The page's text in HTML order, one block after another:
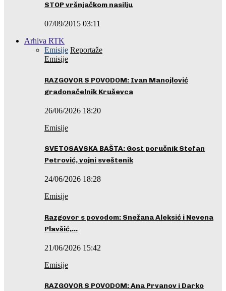
STOP vršnjačkom nasilju
07/09/2015 03:11
Arhiva RTK
Emisije Reportaže
Emisije
RAZGOVOR S POVODOM: Ivan Manojlović
gradonačelnik Kruševca
26/06/2026 18:20
Emisije
SVETOSAVSKA BAŠTA: Gost poručnik Stefan
Petrović, vojni sveštenik
24/06/2026 18:28
Emisije
Razgovor s povodom: Snežana Aleksić i Nevena
Plavšić,…
21/06/2026 15:42
Emisije
RAZGOVOR S POVODOM: Ana Prvanov i Darko